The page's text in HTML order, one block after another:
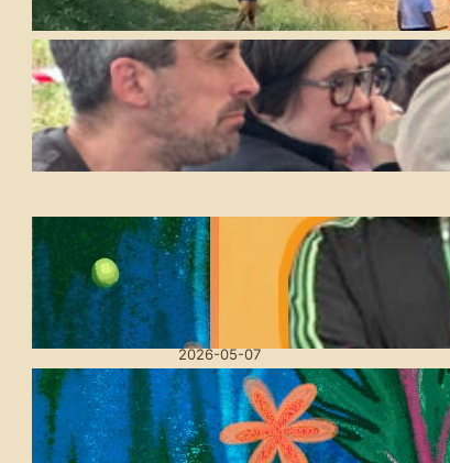
2026-07-21
Udaberri Festa Amillubin:
Lurra oinarri, utopien
bidean
2026-05-20
Askotariko kultur
emanaldiak eskainiko
ditu aurten ere Amilubiko
Udaberriko Festak
2026-05-07
Amillubi Udaberriko
Festa: lurra eta kultura
ardatz duen hitzordua